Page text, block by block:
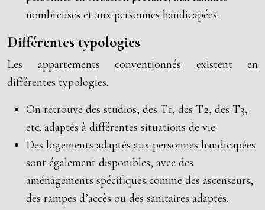
nombreuses et aux personnes handicapées.
Différentes typologies
Les appartements conventionnés existent en
différentes typologies.
On retrouve des studios, des T1, des T2, des T3,
etc. adaptés à différentes situations de vie.
Des logements adaptés aux personnes handicapées
sont également disponibles, avec des
aménagements spécifiques comme des ascenseurs,
des rampes d’accès ou des sanitaires adaptés.